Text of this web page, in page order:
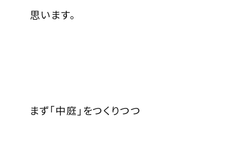
思います。
まず「中庭」をつくりつつ